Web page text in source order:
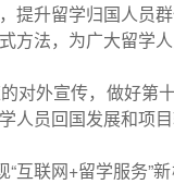
提升留学归国人
法，为广大留学
外宣传，做好第
员回国发展和项目
互联网+留学服务